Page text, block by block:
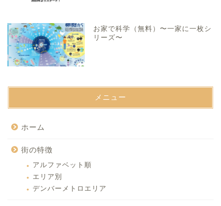
お家で科学（無料）〜一家に一枚シ
リーズ〜
メニュー
ホーム
街の特徴
アルファベット順
エリア別
デンバーメトロエリア